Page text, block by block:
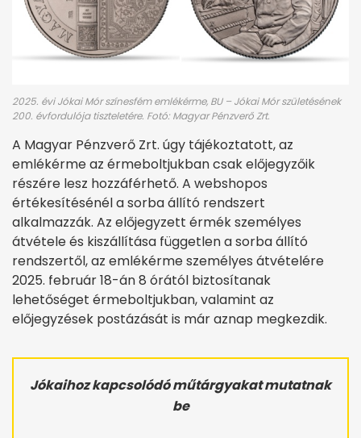
2025. évi Jókai Mór színesfém emlékérme, BU – Jókai Mór születésének
200. évfordulója tiszteletére. Fotó: Magyar Pénzverő Zrt.
A Magyar Pénzverő Zrt. úgy tájékoztatott, az
emlékérme az érmeboltjukban csak előjegyzőik
részére lesz hozzáférhető. A webshopos
értékesítésénél a sorba állító rendszert
alkalmazzák. Az előjegyzett érmék személyes
átvétele és kiszállítása független a sorba állító
rendszertől, az emlékérme személyes átvételére
2025. február 18-án 8 órától biztosítanak
lehetőséget érmeboltjukban, valamint az
előjegyzések postázását is már aznap megkezdik.
Jókaihoz kapcsolódó műtárgyakat mutatnak
be